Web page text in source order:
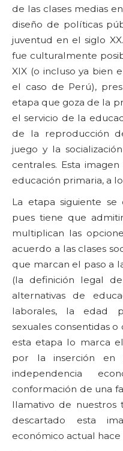
de las clases medias
diseño de políticas
juventud en el siglo
fue culturalmente
XIX (o incluso ya bien
el caso de Perú),
etapa que goza de la
el servicio de la
de la reproducción
juego y la
centrales. Esta
educación primaria, a
La etapa siguiente se
pues tiene que
multiplican las
acuerdo a las clases
que marcan el paso a
(la definición legal
alternativas de
laborales, la edad
sexuales consentidas
esta etapa lo marca
por la inserción en
independencia
conformación de una
llamativo de nuestros
descartado esta
económico actual